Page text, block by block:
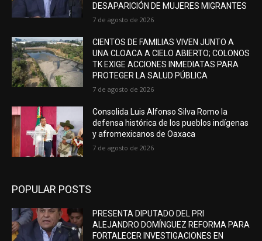
DESAPARICIÓN DE MUJERES MIGRANTES
7 de agosto de 2026
CIENTOS DE FAMILIAS VIVEN JUNTO A
UNA CLOACA A CIELO ABIERTO; COLONOS
TK EXIGE ACCIONES INMEDIATAS PARA
PROTEGER LA SALUD PÚBLICA
7 de agosto de 2026
Consolida Luis Alfonso Silva Romo la
defensa histórica de los pueblos indígenas
y afromexicanos de Oaxaca
7 de agosto de 2026
POPULAR POSTS
PRESENTA DIPUTADO DEL PRI
ALEJANDRO DOMÍNGUEZ REFORMA PARA
FORTALECER INVESTIGACIONES EN